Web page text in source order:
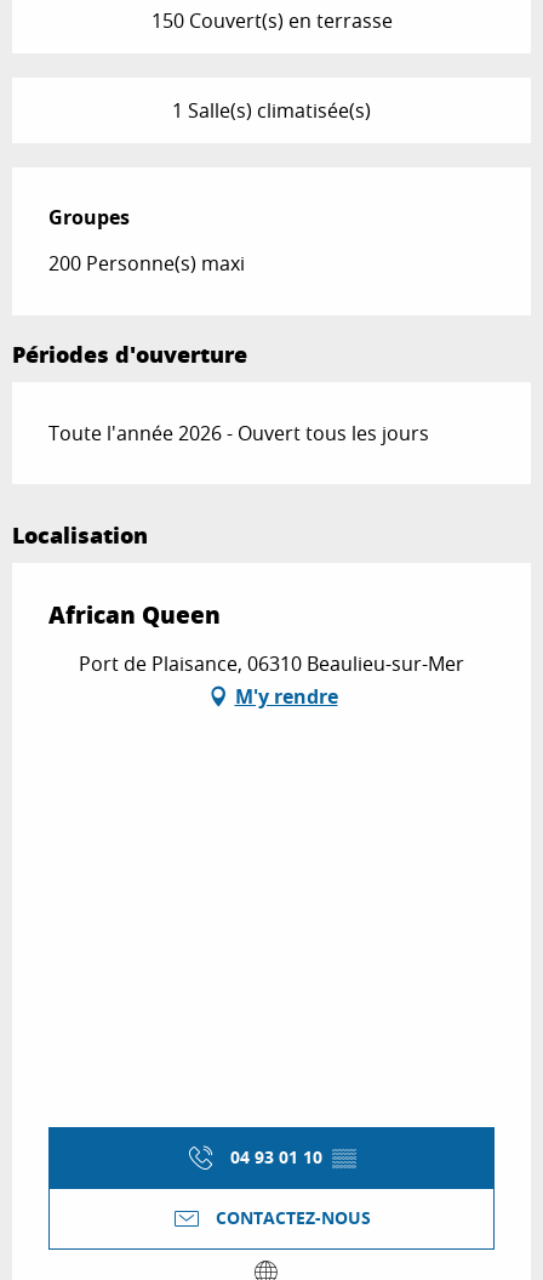
150 Couvert(s) en terrasse
1 Salle(s) climatisée(s)
Groupes
Groupes
200 Personne(s) maxi
Périodes d'ouverture
Toute l'année 2026 - Ouvert tous les jours
Localisation
African Queen
Port de Plaisance, 06310 Beaulieu-sur-Mer
M'y rendre
04 93 01 10 ▒▒
CONTACTEZ-NOUS